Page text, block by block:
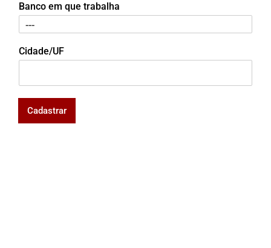
Banco em que trabalha
Cidade/UF
Cadastrar